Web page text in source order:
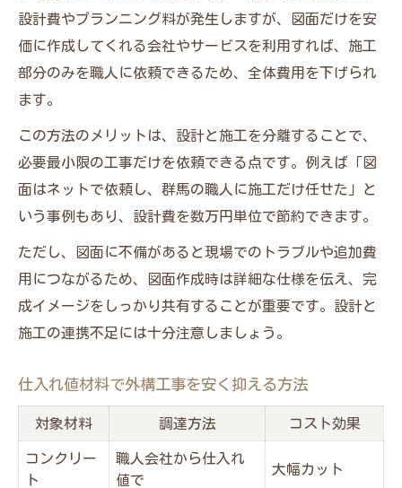
設計費やプランニング料が発生しますが、図面だけを安
価に作成してくれる会社やサービスを利用すれば、施工
部分のみを職人に依頼できるため、全体費用を下げられ
ます。
この方法のメリットは、設計と施工を分離することで、
必要最小限の工事だけを依頼できる点です。例えば「図
面はネットで依頼し、群馬の職人に施工だけ任せた」と
いう事例もあり、設計費を数万円単位で節約できます。
ただし、図面に不備があると現場でのトラブルや追加費
用につながるため、図面作成時は詳細な仕様を伝え、完
成イメージをしっかり共有することが重要です。設計と
施工の連携不足には十分注意しましょう。
仕入れ値材料で外構工事を安く抑える方法
対象材料 調達方法 コスト効果
コンクリー
ト
職人会社から仕入れ
値で
大幅カット